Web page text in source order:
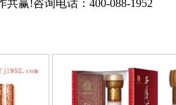
赢!咨询电话：400-088-1952